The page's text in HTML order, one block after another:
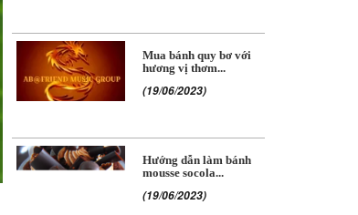
Mua bánh quy bơ với
hương vị thơm...
(19/06/2023)
Hướng dẫn làm bánh
mousse socola...
(19/06/2023)